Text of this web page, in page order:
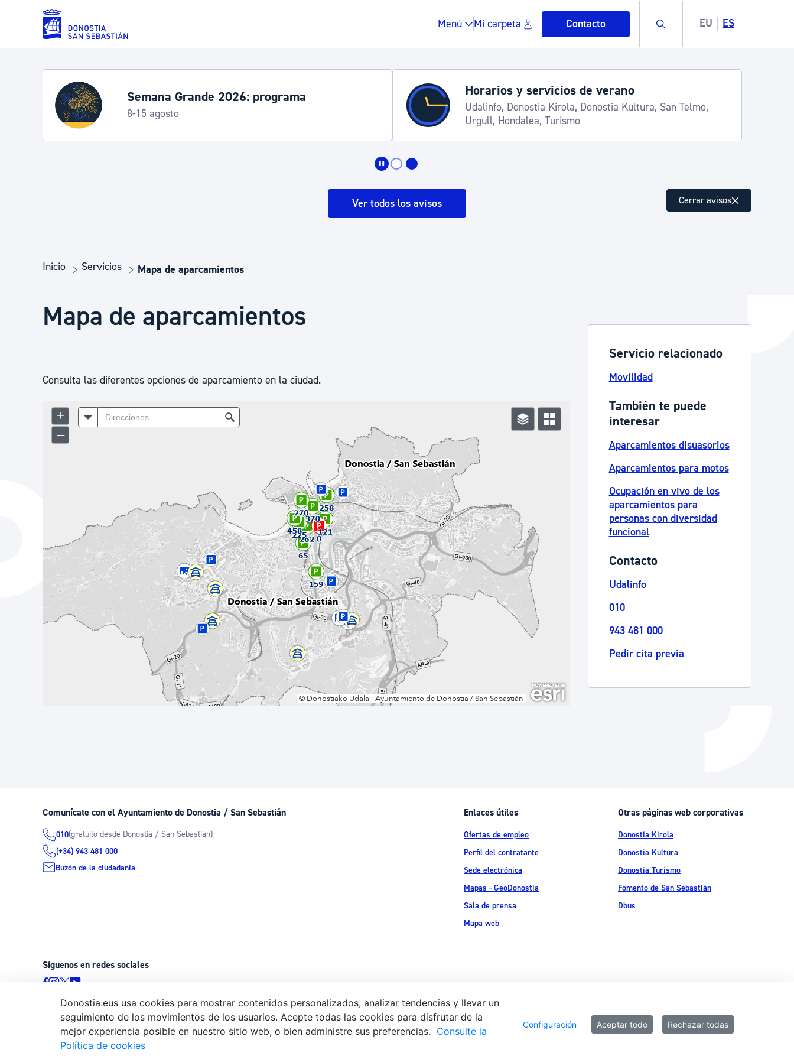
Saltar al contenido principal
Menú Mi carpeta Contacto Buscar EU ES
Servicios
Padrón y asuntos personales Impuestos y multas
Espacio público, residuos y medioambiente
Seguridad ciudadana y emergencias
Salud Pública, animales y consumo
Turismo
La ciudad
La ciudad ahora
Descubre la ciudad
La ciudad futura
Actualidad
Noticias
Avisos
Agenda cultural
Administración municipal
Tablón de anuncios oficiales
Calendario fiscal
Portal de transparencia
Ayuda a la tramitación
Semana Grande 2026: programa
8-15 agosto
Horarios y servicios de verano
Udalinfo, Donostia Kirola, Donostia Kultura, San Telmo,
Urgull, Hondalea, Turismo
Ver todos los avisos Cerrar avisos
Inicio Servicios Mapa de aparcamientos
Mapa de aparcamientos
Consulta las diferentes opciones de aparcamiento en la ciudad.
Servicio relacionado
Movilidad
También te puede
interesar
Aparcamientos disuasorios
Aparcamientos para motos
Ocupación en vivo de los
aparcamientos para
personas con diversidad
funcional
Contacto
Udalinfo
010
943 481 000
Pedir cita previa
Comunícate con el Ayuntamiento de Donostia / San Sebastián
010(gratuito desde Donostia / San Sebastián)
(+34) 943 481 000
Buzón de la ciudadanía
Enlaces útiles
Ofertas de empleo
Perfil del contratante
Sede electrónica
Mapas - GeoDonostia
Sala de prensa
Mapa web
Otras páginas web corporativas
Donostia Kirola
Donostia Kultura
Donostia Turismo
Fomento de San Sebastián
Dbus
Síguenos en redes sociales
© Donostiako Udala - Ayuntamiento de Donostia / San Sebastián Ijentea 1,
20003 Donostia / San Sebastián
Aviso legal Política de privacidad Política de cookies Declaración de accesibilidad
Donostia.eus usa cookies para mostrar contenidos personalizados, analizar tendencias y llevar un
seguimiento de los movimientos de los usuarios. Acepte todas las cookies para disfrutar de la
mejor experiencia posible en nuestro sitio web, o bien administre sus preferencias. Consulte la
Política de cookies
Configuración Aceptar todo Rechazar todas